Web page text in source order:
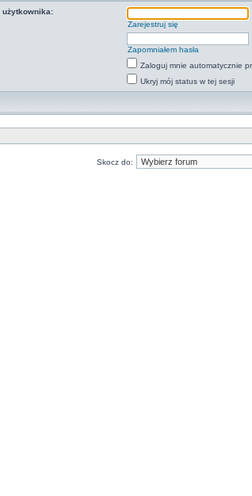
użytkownika:
Zarejestruj się
Zapomniałem hasła
Zaloguj mnie automatycznie
Ukryj mój status w tej sesji
Skocz do: